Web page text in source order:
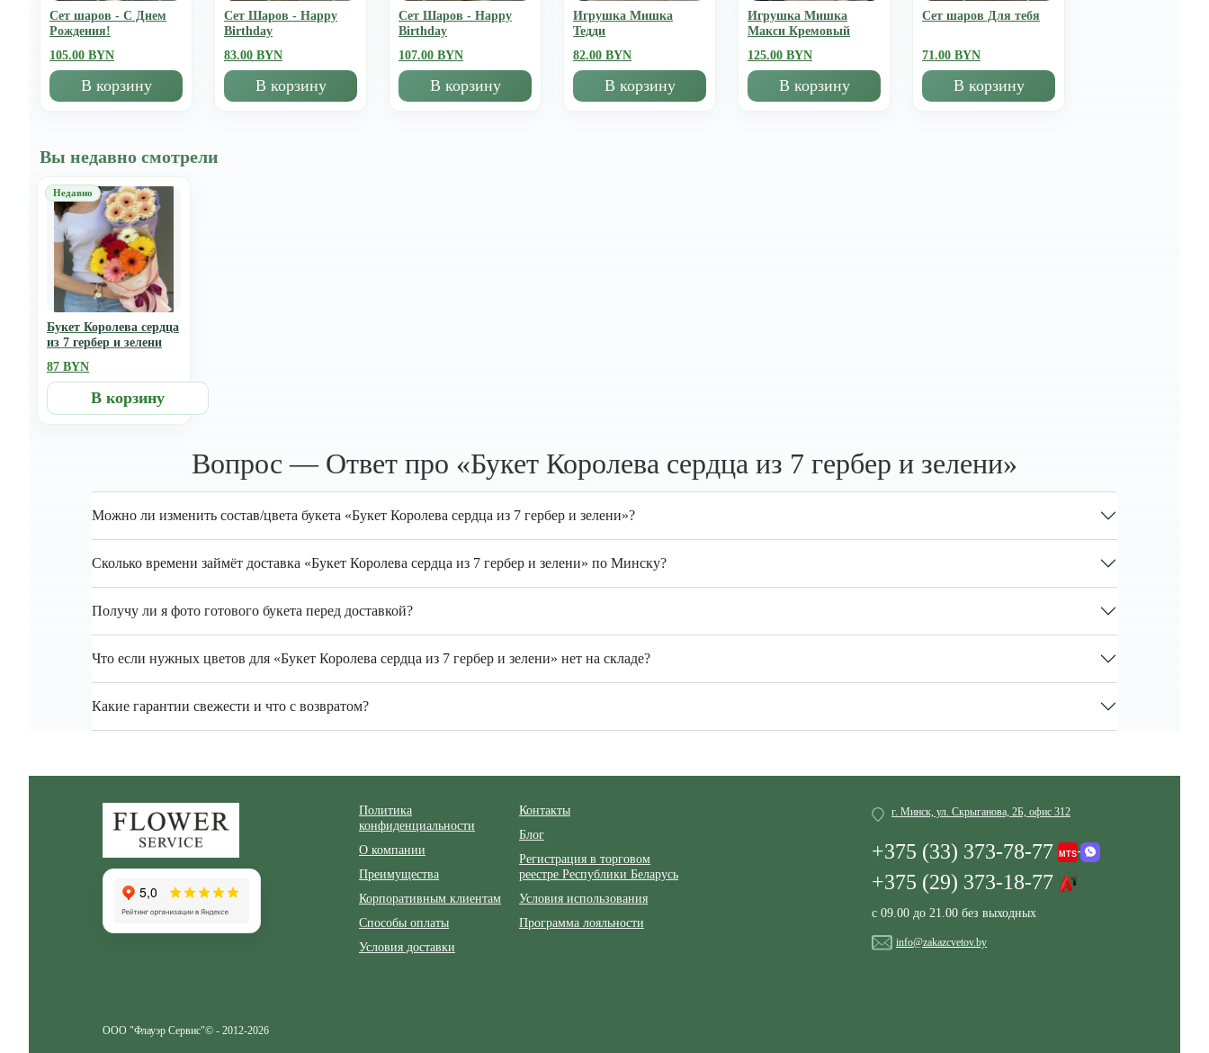
Сет шаров - С Днем
Рождения!
105.00 BYN
В корзину
Сет Шаров - Happy
Birthday
83.00 BYN
В корзину
Сет Шаров - Happy
Birthday
107.00 BYN
В корзину
Игрушка Мишка
Тедди
82.00 BYN
В корзину
Игрушка Мишка
Mакси Кремовый
125.00 BYN
В корзину
Сет шаров Для тебя
71.00 BYN
В корзину
Вы недавно смотрели
Букет Королева сердца
из 7 гербер и зелени
87 BYN
В корзину
Вопрос — Ответ про «Букет Королева сердца из 7 гербер и зелени»
Можно ли изменить состав/цвета букета «Букет Королева сердца из 7 гербер и зелени»?
Сколько времени займёт доставка «Букет Королева сердца из 7 гербер и зелени» по Минску?
Получу ли я фото готового букета перед доставкой?
Что если нужных цветов для «Букет Королева сердца из 7 гербер и зелени» нет на складе?
Какие гарантии свежести и что с возвратом?
ООО "Флауэр Сервис"© - 2012-2026
Политика
конфиденциальности
О компании
Преимущества
Корпоративным клиентам
Способы оплаты
Условия доставки
Контакты
Блог
Регистрация в торговом
реестре Республики Беларусь
Условия использования
Программа лояльности
г. Минск, ул. Скрыганова, 2Б, офис 312
+375 (33) 373-78-77
+375 (29) 373-18-77
с 09.00 до 21.00 без выходных
info@zakazcvetov.by